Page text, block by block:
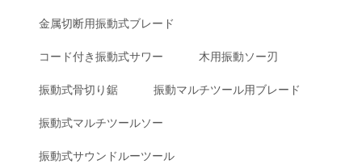
金属切断用振動式ブレード
コード付き振動式サワー 木用振動ソー刃
振動式骨切り鋸 振動マルチツール用ブレード
振動式マルチツールソー
振動式サウンドルーツール